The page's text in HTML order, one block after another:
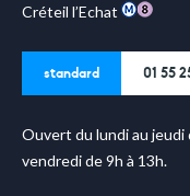
Créteil l’Echat
standard 01 55
Ouvert du lundi au jeudi
vendredi de 9h à 13h.